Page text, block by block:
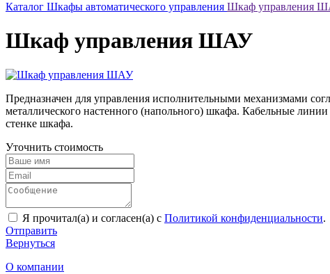
Каталог Шкафы автоматического управления Шкаф управления
Шкаф управления ШАУ
Предназначен для управления исполнительными механизмами
металлического настенного (напольного) шкафа. Кабельные
стенке шкафа.
Уточнить стоимость
Я прочитал(а) и согласен(а) с Политикой конфиденциальности.
Отправить
Вернуться
О компании